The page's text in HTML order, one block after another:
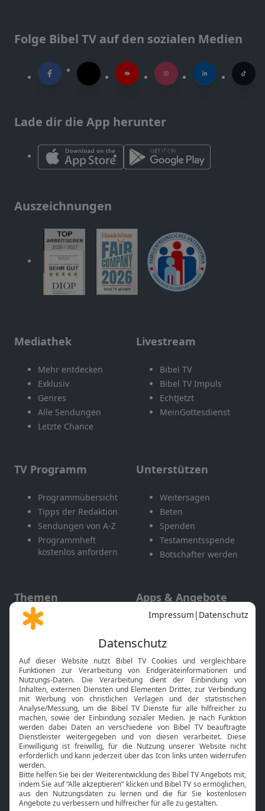
Folge Bibel TV auf den sozialen Medien
Lade dir die App herunter
Auszeichnungen
Mediathek
Mehr entdecken
Exklusiv
Genres
Alle Sendungen
Letzte Chance
Livestream
Bibel TV
Bibel TV Impuls
EchtJetzt
MeinGottesdienst
TV Programm
Programmübersicht
Tipps der Redaktion
Sendungen von A-Z
Programmheft
kostenlos anfordern
Unterstützen
Weitersagen
Beten
Spenden
Testamentsspende
Botschafter werden
Themen
Gott und Bibel erklärt
Neuigkeiten
Apps & Angebote
Mobile App
Smart TV
HbbTV
Bibelthek Online-Bibel
Nächster Gottesdienst
Bibel TV
Über uns
Jobs
Service
Kontakt
TV-Empfang